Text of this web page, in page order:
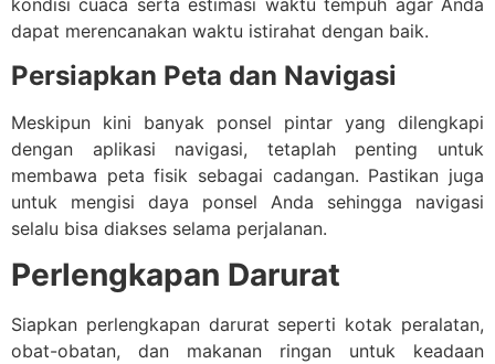
kondisi cuaca serta estimasi waktu tempuh agar Anda
dapat merencanakan waktu istirahat dengan baik.
Persiapkan Peta dan Navigasi
Meskipun kini banyak ponsel pintar yang dilengkapi
dengan aplikasi navigasi, tetaplah penting untuk
membawa peta fisik sebagai cadangan. Pastikan juga
untuk mengisi daya ponsel Anda sehingga navigasi
selalu bisa diakses selama perjalanan.
Perlengkapan Darurat
Siapkan perlengkapan darurat seperti kotak peralatan,
obat-obatan, dan makanan ringan untuk keadaan